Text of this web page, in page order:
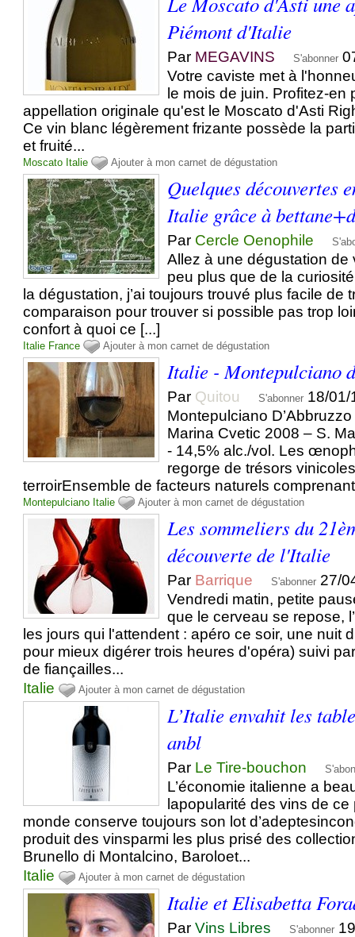
Piémont d'Italie
Par MEGAVINS S'abonner
Votre caviste met à
le mois de juin. Profitez-en
appellation originale qu'est le Moscato d'Asti
Ce vin blanc légèrement frizante possède la
et fruité...
Moscato Italie Ajouter à mon carnet de dégustation
Quelques découvertes
Italie grâce à
Par Cercle Oenophile
Allez à une dégustation de
peu plus que de la
la dégustation, j’ai toujours trouvé plus facile de
comparaison pour trouver si possible pas trop
confort à quoi ce [...]
Italie France Ajouter à mon carnet de dégustation
Italie - Montepulciano
Par Quitou S'abonner 18/01/
Montepulciano
Marina Cvetic 2008 – S.
- 14,5% alc./vol. Les
regorge de trésors
terroirEnsemble de facteurs naturels
Montepulciano Italie Ajouter à mon carnet de dégustation
Les sommeliers du
découverte de l'Italie
Par Barrique S'abonner 27/
Vendredi matin, petite
que le cerveau se repose,
les jours qui l'attendent : apéro ce soir, une nuit
pour mieux digérer trois heures d'opéra) suivi
de fiançailles...
Italie
Ajouter à mon carnet de dégustation
L’Italie envahit les
anbl
Par Le Tire-bouchon
L’économie italienne a
lapopularité des vins de ce
monde conserve toujours son lot
produit des vinsparmi les plus prisé des
Brunello di Montalcino, Baroloet...
Italie
Ajouter à mon carnet de dégustation
Italie et Elisabetta
ParVins Libres S'abonner